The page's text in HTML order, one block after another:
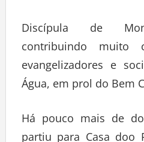
Discípula de
contribuindo muito
evangelizadores e
Água, em prol do Bem
Há pouco mais de